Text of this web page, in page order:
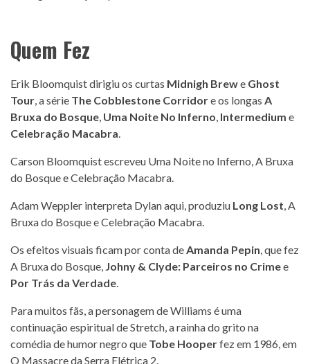
Quem Fez
Erik Bloomquist dirigiu os curtas Midnigh Brewe Ghost
Tour, a série The Cobblestone Corridore os longas A
Bruxa do Bosque, Uma Noite No Inferno, Intermedium e
Celebração Macabra.
Carson Bloomquist escreveu Uma Noite no Inferno, A Bruxa
do Bosque e Celebração Macabra.
Adam Weppler interpreta Dylan aqui, produziu Long Lost, A
Bruxa do Bosque e Celebração Macabra.
Os efeitos visuais ficam por conta deAmanda Pepin, que fez
A Bruxa do Bosque, Johny & Clyde: Parceiros no Crimee
Por Trás da Verdade.
Para muitos fãs, a personagem de Williams é uma
continuação espiritual de Stretch, a rainha do grito na
comédia de humor negro que Tobe Hooperfez em 1986, em
O Massacre da Serra Elétrica 2.